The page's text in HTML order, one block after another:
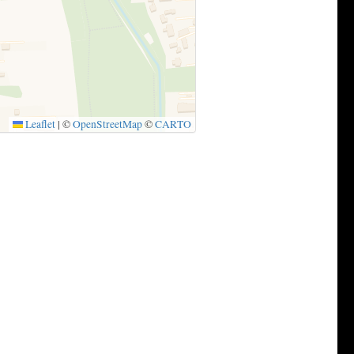
Leaflet | ©OpenStreetMap©CARTO